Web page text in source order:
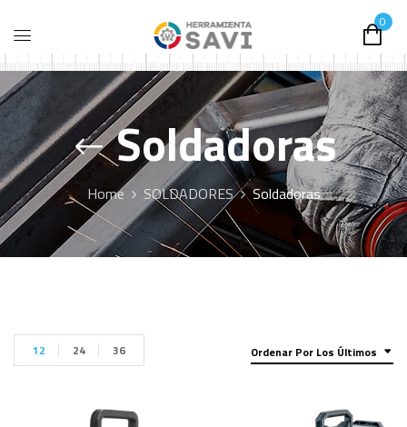
0
Soldadoras
Home SOLDADORES Soldadoras
Ordenar Por Los Últimos
12 24 36